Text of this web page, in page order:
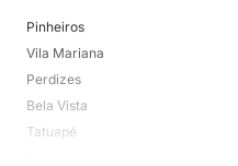
Pinheiros
Vila Mariana
Perdizes
Bela Vista
Tatuapé